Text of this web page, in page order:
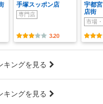
手塚スッポン店
専門店
3.20
宇都
店街
市場
キングを見る
キングを見る